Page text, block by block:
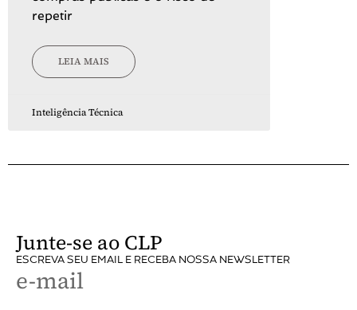
repetir
LEIA MAIS
Inteligência Técnica
Junte-se ao CLP
ESCREVA SEU EMAIL E RECEBA NOSSA NEWSLETTER
e-mail